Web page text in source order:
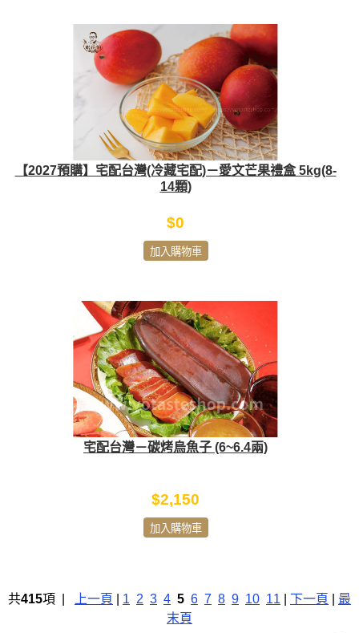
【2027預購】宅配台灣(冷藏宅配)－愛文芒果禮盒 5kg(8-
14顆)
$0
加入購物車
宅配台灣－碳烤烏魚子 (6~6.4兩)
$2,150
加入購物車
共415項 | 上一頁 1 2 3 4 5 6 7 8 9 10 11 下一頁
最
末頁